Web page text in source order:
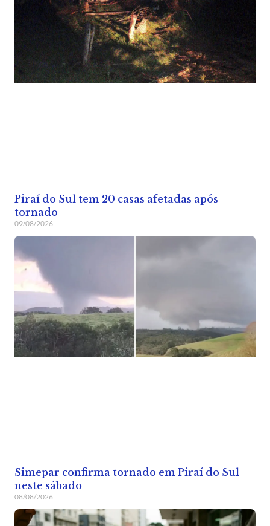
Piraí do Sul tem 20 casas afetadas após
tornado
09/08/2026
Simepar confirma tornado em Piraí do Sul
neste sábado
08/08/2026